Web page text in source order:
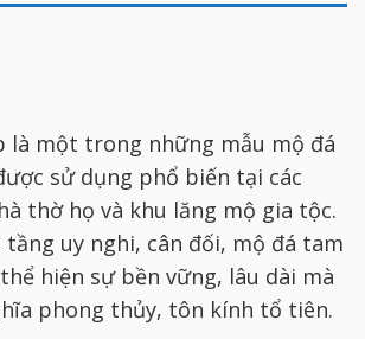
là một trong những mẫu mộ đá
sử dụng phổ biến tại các
thờ họ và khu lăng mộ gia tộc.
uy nghi, cân đối, mộ đá tam
hiện sự bền vững, lâu dài mà
phong thủy, tôn kính tổ tiên.